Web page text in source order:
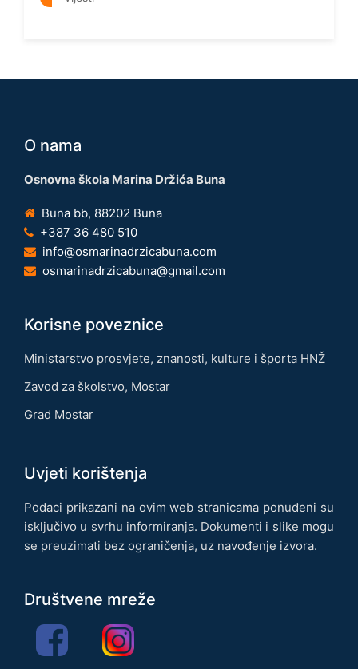
O nama
Osnovna škola Marina Držića Buna
Buna bb, 88202 Buna
+387 36 480 510
info@osmarinadrzicabuna.com
osmarinadrzicabuna@gmail.com
Korisne poveznice
Ministarstvo prosvjete, znanosti, kulture i športa HNŽ
Zavod za školstvo, Mostar
Grad Mostar
Uvjeti korištenja
Podaci prikazani na ovim web stranicama ponuđeni su
isključivo u svrhu informiranja. Dokumenti i slike mogu
se preuzimati bez ograničenja, uz navođenje izvora.
Društvene mreže